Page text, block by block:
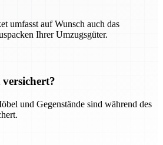
umfasst auf Wunsch auch das
Ihrer Umzugsgüter.
und Gegenstände sind während des